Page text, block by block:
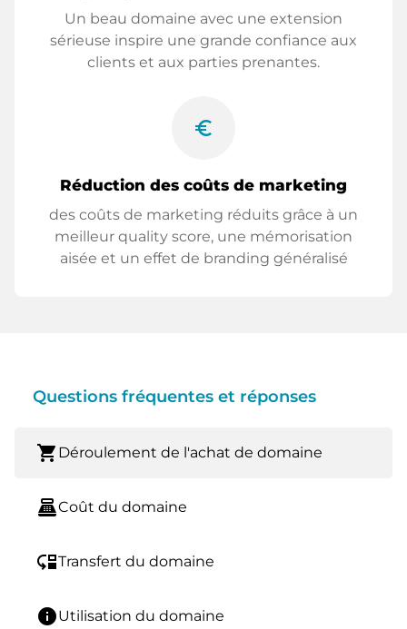
Un beau domaine avec une extension
sérieuse inspire une grande confiance aux
clients et aux parties prenantes.
euro_symbol
Réduction des coûts de marketing
des coûts de marketing réduits grâce à un
meilleur quality score, une mémorisation
aisée et un effet de branding généralisé
Questions fréquentes et réponses
shopping_cart Déroulement de l'achat de domaine
point_of_saleCoût du domaine
move_downTransfert du domaine
infoUtilisation du domaine